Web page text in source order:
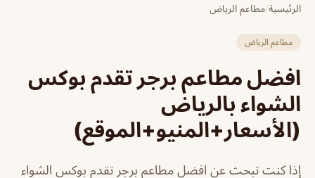
الرئيسية/مطاعم الرياض
مطاعم الرياض
افضل مطاعم برجر تقدم بوكس
الشواء بالرياض
(الأسعار+المنيو+الموقع)
إذا كنت تبحث عن افضل مطاعم برجر تقدم بوكس الشواء